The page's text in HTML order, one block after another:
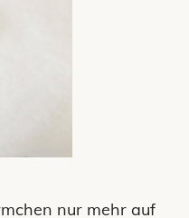
nur mehr auf